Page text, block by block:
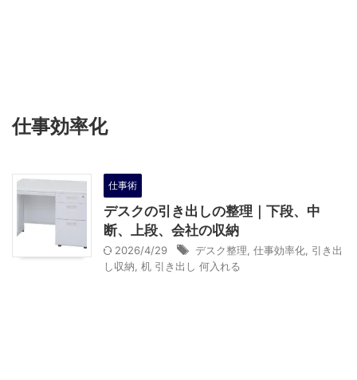
仕事効率化
仕事術
デスクの引き出しの整理｜下段、中
断、上段、会社の収納
2026/4/29 デスク整理 仕事効率化 引き出
し収納 机 引き出し 何入れる